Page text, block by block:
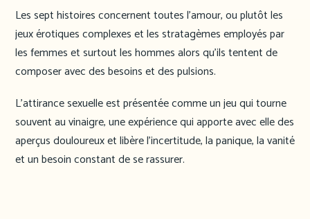
Les sept histoires concernent toutes l’amour, ou plutôt les
jeux érotiques complexes et les stratagèmes employés par
les femmes et surtout les hommes alors qu’ils tentent de
composer avec des besoins et des pulsions.
L’attirance sexuelle est présentée comme un jeu qui tourne
souvent au vinaigre, une expérience qui apporte avec elle des
aperçus douloureux et libère l’incertitude, la panique, la vanité
et un besoin constant de se rassurer.